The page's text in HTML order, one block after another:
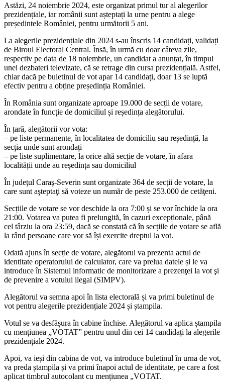
Astăzi, 24 noiembrie 2024, este organizat primul tur al alegerilor
prezidențiale, iar românii sunt așteptați la urne pentru a alege
președintele României, pentru următorii 5 ani.
La alegerile prezidențiale din 2024 s-au înscris 14 candidați, validați
de Biroul Electoral Central. Însă, în urmă cu doar câteva zile,
respectiv pe data de 18 noiembrie, un candidat a anunțat, în timpul
unei dezbateri televizate, că se retrage din cursa prezidențială. Astfel,
chiar dacă pe buletinul de vot apar 14 candidați, doar 13 se luptă
efectiv pentru a obține președinția României.
În România sunt organizate aproape 19.000 de secții de votare,
arondate în funcție de domiciliul și reședința alegătorului.
În țară, alegătorii vor vota:
– pe liste permanente, în localitatea de domiciliu sau reședință, la
secția unde sunt arondați
– pe liste suplimentare, la orice altă secție de votare, în afara
localității unde au reședința sau domiciliul
În judeţul Caraş-Severin sunt organizate 364 de secţii de votare, la
care sunt aşteptaţi să voteze un număr de peste 253.000 de cetăţeni.
Secțiile de votare se vor deschide la ora 7:00 și se vor închide la ora
21:00. Votarea va putea fi prelungită, în cazuri excepționale, până
cel târziu la ora 23:59, dacă se constată că în secțiile de votare se află
la rând persoane care vor să își exercite dreptul la vot.
Odată ajuns în secție de votare, alegătorul va prezenta actul de
identitate operatorului de calculator, care va prelua datele și le va
introduce în Sistemul informatic de monitorizare a prezenţei la vot şi
de prevenire a votului ilegal (SIMPV).
Alegătorul va semna apoi în lista electorală și va primi buletinul de
vot pentru alegerile prezidențiale 2024 și ștampila.
Votul se va desfășura în cabine închise. Alegătorul va aplica ștampila
cu mențiunea „VOTAT” pentru unul din cei 14 candidați la alegerile
prezidențiale 2024.
Apoi, va ieși din cabina de vot, va introduce buletinul în urna de vot,
va preda ștampila și va primi înapoi actul de identitate, pe care a fost
aplicat timbrul autocolant cu mențiunea „VOTAT.